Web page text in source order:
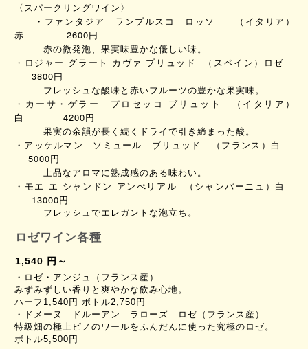
〈スパークリングワイン〉
・ファンタジア ランブルスコ ロッソ （イタリア）
赤 2600円
赤の微発泡、果実味豊かな優しい味。
・ロジャー グラート カヴァ ブリュッド （スペイン）ロゼ
3800円
フレッシュな酸味と赤いフルーツの豊かな果実味。
・カーサ・ゲラー プロセッコ ブリュット （イタリア）
白 4200円
果実の余韻が長く続くドライで引き締まった酸。
・アッケルマン ソミュール ブリュッド （フランス）白
5000円
上品なアロマに熟成感のある味わい。
・モエ エ シャンドン アンぺリアル （シャンパーニュ）白
13000円
フレッシュでエレガントな泡立ち。
ロゼワイン各種
1,540 円～
・ロゼ・アンジュ（フランス産）
みずみずしい香りと爽やかな飲み心地。
ハーフ1,540円 ボトル2,750円
・ドメーヌ ドルーアン ラローズ ロゼ（フランス産）
特級畑の極上ピノのワールをふんだんに使った究極のロゼ。
ボトル5,500円